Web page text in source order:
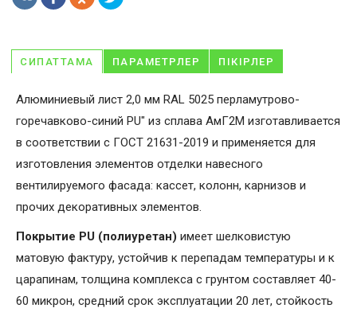
СИПАТТАМА ПАРАМЕТРЛЕР ПІКІРЛЕР
Алюминиевый лист 2,0 мм RAL 5025 перламутрово-
горечавково-синий PU" из сплава АмГ2М изготавливается
в соответствии с ГОСТ 21631-2019 и применяется для
изготовления элементов отделки навесного
вентилируемого фасада: кассет, колонн, карнизов и
прочих декоративных элементов.
Покрытие PU (полиуретан) имеет шелковистую
матовую фактуру, устойчив к перепадам температуры и к
царапинам, толщина комплекса с грунтом составляет 40-
60 микрон, средний срок эксплуатации 20 лет, стойкость